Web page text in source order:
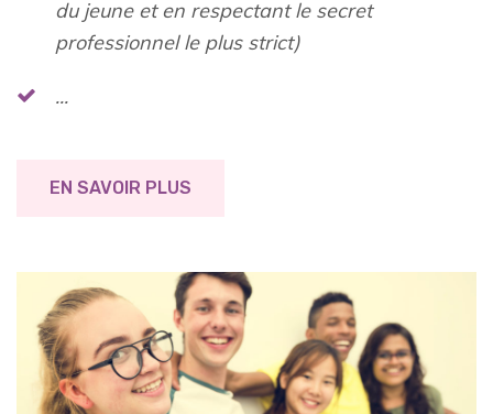
du jeune et en respectant le secret
professionnel le plus strict)
...
EN SAVOIR PLUS